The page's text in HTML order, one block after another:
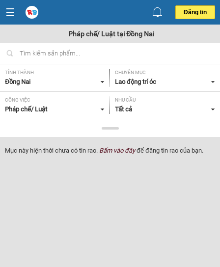
Đăng tin
Pháp chế/ Luật tại Đồng Nai
TỈNH THÀNH
Đồng Nai
CHUYÊN MỤC
Lao động trí óc
CÔNG VIỆC
Pháp chế/ Luật
NHU CẦU
Tất cả
Tất cả
Mục này hiện thời chưa có tin rao. Bấm vào đâyđể đăng tin rao của bạn.